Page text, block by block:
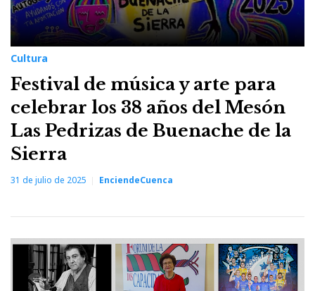
Cultura
Festival de música y arte para
celebrar los 38 años del Mesón
Las Pedrizas de Buenache de la
Sierra
31 de julio de 2025 EnciendeCuenca